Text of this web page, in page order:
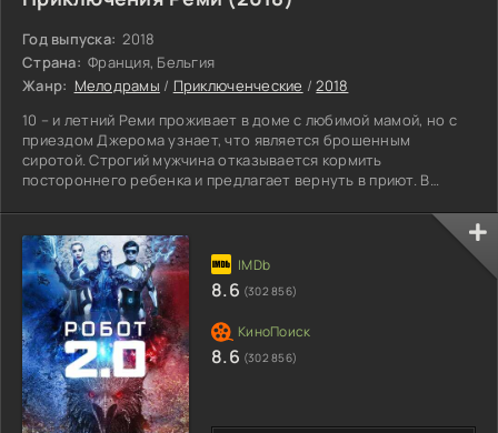
Год выпуска: 2018
Страна: Франция, Бельгия
Жанр: Мелодрамы / Приключенческие /2018
10 – и летний Реми проживает в доме с любимой мамой, но с
приездом Джерома узнает, что является брошенным
сиротой. Строгий мужчина отказывается кормить
постороннего ребенка и предлагает вернуть в приют. В
помощи на содержание паренька у мэра. Женщина
рассказывает, что муж нашел брошенного Реми в люльке,
одетого в дорогие одежды, и надеялся, что родители начнут
искать новорожденного и отблагодарят за его воспитание.
Не получив деньги от мэрии,8.6 (302 856)
8.6 (302 856)